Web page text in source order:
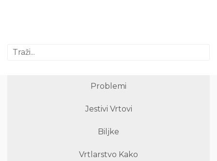
Problemi
Jestivi Vrtovi
Biljke
Vrtlarstvo Kako